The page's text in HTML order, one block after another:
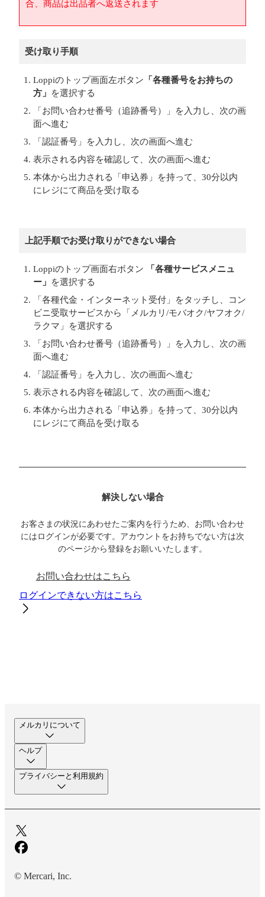
合、商品は出品者へ返送されます
受け取り手順
Loppiのトップ画面左ボタン 「各種番号をお持ちの
方」
を選択する
「お問い合わせ番号（追跡番号）」を入力し、次の画
面へ進む
「認証番号」を入力し、次の画面へ進む
表示される内容を確認して、次の画面へ進む
本体から出力される「申込券」を持って、30分以内
にレジにて商品を受け取る
上記手順でお受け取りができない場合
Loppiのトップ画面右ボタン
「各種サービスメニュ
ー」
を選択する
「各種代金・インターネット受付」をタッチし、コン
ビニ受取サービスから「メルカリ/モバオク/ヤフオク/
ラクマ」を選択する
「お問い合わせ番号（追跡番号）」を入力し、次の画
面へ進む
「認証番号」を入力し、次の画面へ進む
表示される内容を確認して、次の画面へ進む
本体から出力される「申込券」を持って、30分以内
にレジにて商品を受け取る
解決しない場合
お客さまの状況にあわせたご案内を行うため、お問い合わせ
にはログインが必要です。アカウントをお持ちでない方は次
のページから登録をお願いいたします。
お問い合わせはこちら
ログインできない方はこちら
メルカリについて
ヘルプ
プライバシーと利用規約
© Mercari, Inc.